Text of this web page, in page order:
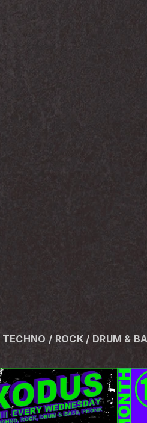
/ ROCK / DRUM &